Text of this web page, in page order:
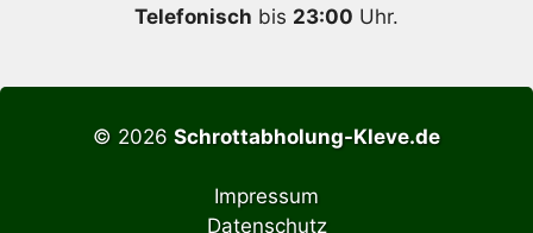
Telefonisch bis 23:00 Uhr.
© 2026 Schrottabholung-Kleve.de
Impressum
Datenschutz